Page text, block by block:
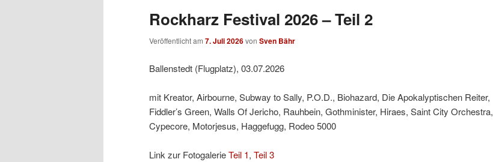
Rockharz Festival 2026 – Teil 2
Veröffentlicht am 7. Juli 2026von Sven Bähr
Ballenstedt (Flugplatz), 03.07.2026
mit Kreator, Airbourne, Subway to Sally, P.O.D., Biohazard, Die Apokalyptischen Reiter,
Fiddler’s Green, Walls Of Jericho, Rauhbein, Gothminister, Hiraes, Saint City Orchestra,
Cypecore, Motorjesus, Haggefugg, Rodeo 5000
Link zur FotogalerieTeil 1, Teil 3